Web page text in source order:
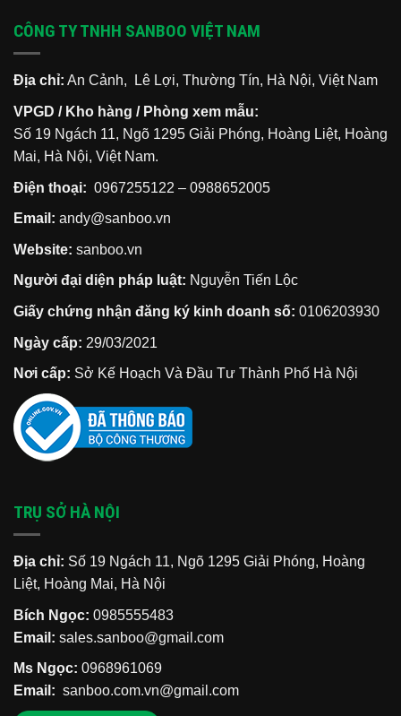
CÔNG TY TNHH SANBOO VIỆT NAM
Địa chỉ: An Cảnh, Lê Lợi, Thường Tín, Hà Nội, Việt Nam
VPGD / Kho hàng / Phòng xem mẫu:
Số 19 Ngách 11, Ngõ 1295 Giải Phóng, Hoàng Liệt, Hoàng
Mai, Hà Nội, Việt Nam.
Điện thoại: 0967255122 – 0988652005
Email: andy@sanboo.vn
Website: sanboo.vn
Người đại diện pháp luật: Nguyễn Tiến Lộc
Giấy chứng nhận đăng ký kinh doanh số: 0106203930
Ngày cấp: 29/03/2021
Nơi cấp: Sở Kế Hoạch Và Đầu Tư Thành Phố Hà Nội
TRỤ SỞ HÀ NỘI
Địa chỉ: Số 19 Ngách 11, Ngõ 1295 Giải Phóng, Hoàng
Liệt, Hoàng Mai, Hà Nội
Bích Ngọc: 0985555483
Email: sales.sanboo@gmail.com
Ms Ngọc: 0968961069
Email: sanboo.com.vn@gmail.com